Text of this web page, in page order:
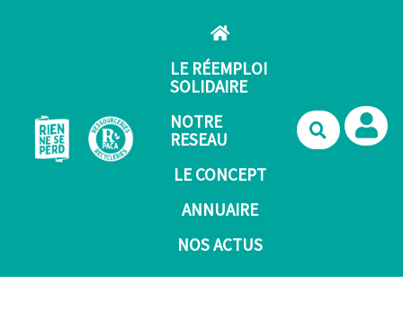
LE RÉEMPLOI
SOLIDAIRE
NOTRE
RESEAU
LE CONCEPT
ANNUAIRE
NOS ACTUS